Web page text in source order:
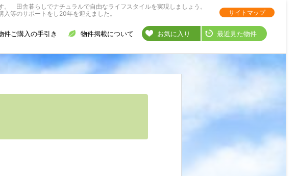
田舎暮らしでナチュラルで自由なライフスタイルを実現しましょう。
等のサポートをし20年を迎えました。
サイトマップ
件ご購入の手引き 物件掲載について お気に入り 最近見た物件